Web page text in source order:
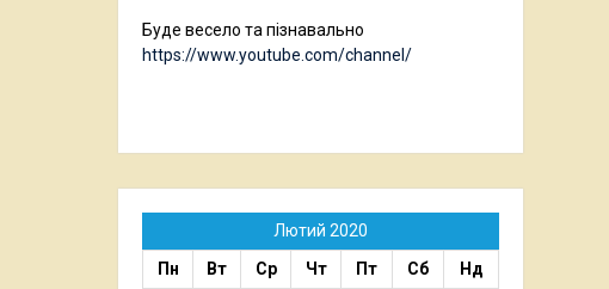
Буде весело та пізнавально
https://www.youtube.com/channel/
Лютий 2020
Пн
Вт Ср Чт Пт Сб
Нд